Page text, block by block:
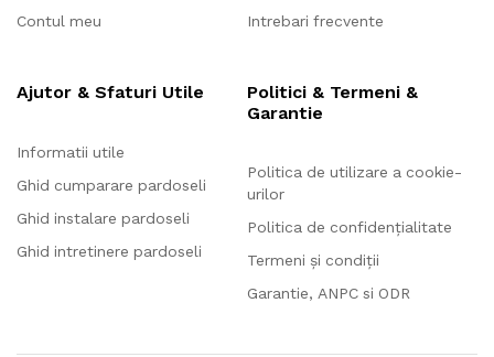
Contul meu
Intrebari frecvente
Ajutor & Sfaturi Utile
Informatii utile
Ghid cumparare pardoseli
Ghid instalare pardoseli
Ghid intretinere pardoseli
Politici & Termeni &
Garantie
Politica de utilizare a cookie-
urilor
Politica de confidențialitate
Termeni și condiții
Garantie, ANPC si ODR